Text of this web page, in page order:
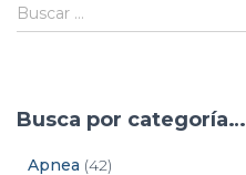
Buscar …
Busca por categoría…
Apnea (42)